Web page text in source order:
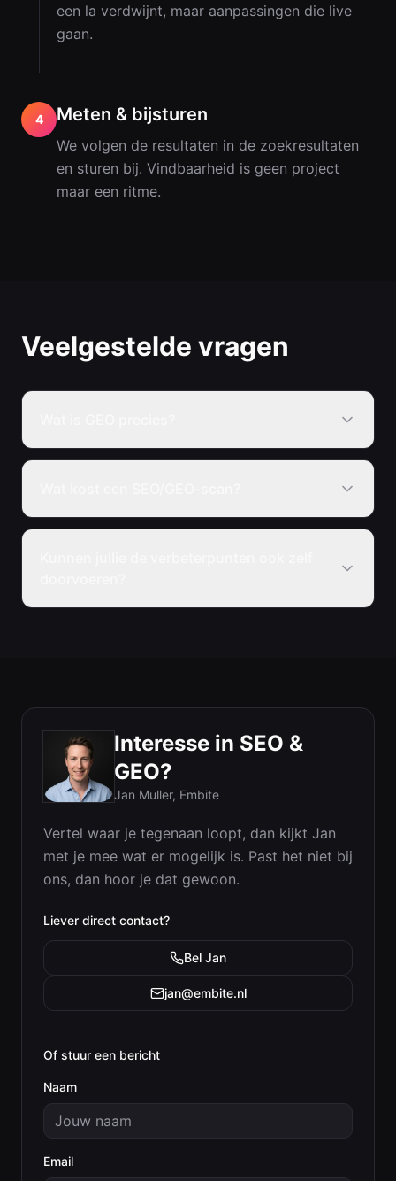
een la verdwijnt, maar aanpassingen die live
gaan.
4 Meten & bijsturen
We volgen de resultaten in de zoekresultaten
en sturen bij. Vindbaarheid is geen project
maar een ritme.
Veelgestelde vragen
Interesse in SEO &
GEO?
Jan Muller, Embite
Vertel waar je tegenaan loopt, dan kijkt Jan
met je mee wat er mogelijk is. Past het niet bij
ons, dan hoor je dat gewoon.
Liever direct contact?
Bel Jan
jan@embite.nl
Of stuur een bericht
Naam
Email